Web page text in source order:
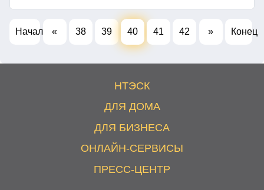
Начало « 38 39 40 41 42 » Конец
НТЭСК
ДЛЯ ДОМА
ДЛЯ БИЗНЕСА
ОНЛАЙН-СЕРВИСЫ
ПРЕСС-ЦЕНТР